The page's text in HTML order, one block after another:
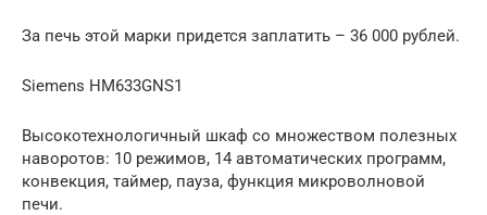
За печь этой марки придется заплатить – 36 000 рублей.
Siemens HM633GNS1
Высокотехнологичный шкаф со множеством полезных
наворотов: 10 режимов, 14 автоматических программ,
конвекция, таймер, пауза, функция микроволновой
печи.